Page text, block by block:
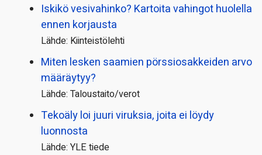
Iskikö vesivahinko? Kartoita vahingot huolella
ennen korjausta
Lähde: Kiinteistölehti
Miten lesken saamien pörssi­osakkeiden arvo
määräytyy?
Lähde: Taloustaito/verot
Tekoäly loi juuri viruksia, joita ei löydy
luonnosta
Lähde: YLE tiede